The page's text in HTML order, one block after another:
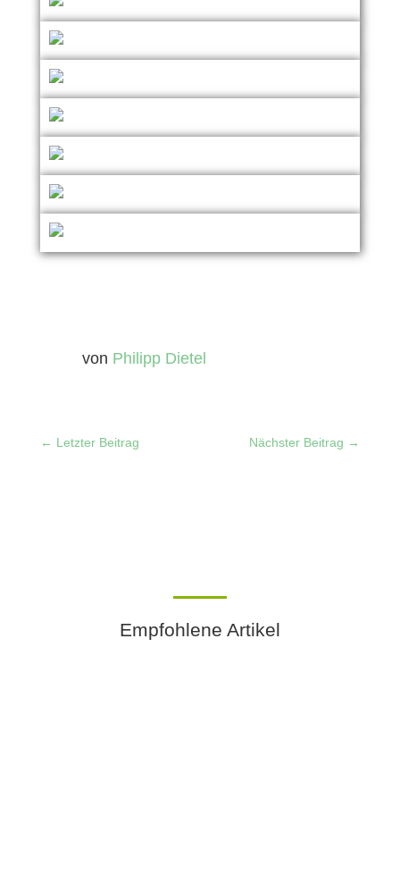
von Philipp Dietel
← Letzter Beitrag Nächster Beitrag →
Empfohlene Artikel